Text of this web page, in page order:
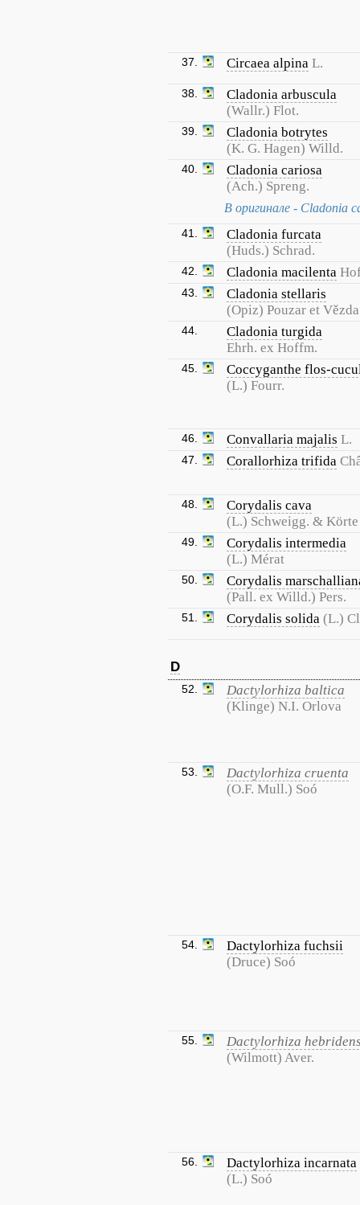
37. Circaea alpina L.
38.
Cladonia arbuscula
(Wallr.) Flot.
39.
Cladonia botrytes
(K. G. Hagen) Willd.
40.
Cladonia cariosa
(Ach.) Spreng.
В оригинале - Cladonia
41.
Cladonia furcata
(Huds.) Schrad.
42. Cladonia macilenta
43.
Cladonia stellaris
(Opiz) Pouzar et Vězda
44.
Cladonia turgida
Ehrh. ex Hoffm.
45.
Coccyganthe flos-
(L.) Fourr.
46. Convallaria majalis L.
47. Corallorhiza trifida
48.
Corydalis cava
(L.) Schweigg. & Körte
49.
Corydalis intermedia
(L.) Mérat
50.
Corydalis
(Pall. ex Willd.) Pers.
51. Corydalis solida (L.)
D
52.
Dactylorhiza baltica
(Klinge) N.I. Orlova
53.
Dactylorhiza cruenta
(O.F. Mull.) Soó
54.
Dactylorhiza fuchsii
(Druce) Soó
55.
Dactylorhiza
(Wilmott) Aver.
56.
Dactylorhiza incarnata
(L.) Soó